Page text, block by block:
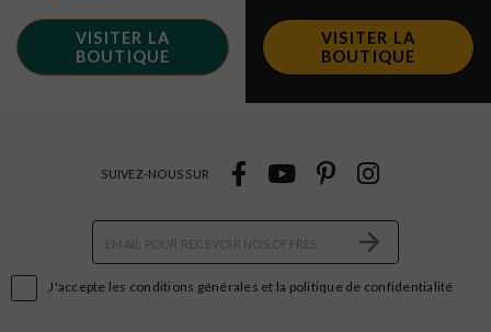
VISITER LA
BOUTIQUE
VISITER LA
BOUTIQUE
J'accepte les conditions générales et la politique de confidentialité
SUIVEZ-NOUS SUR